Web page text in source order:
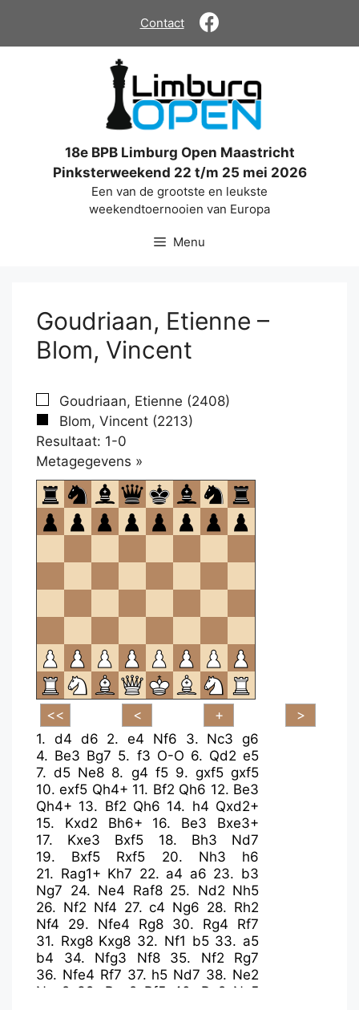
de
Contact
18e BPB Limburg Open Maastricht
Pinksterweekend 22 t/m 25 mei 2026
Een van de grootste en leukste
weekendtoernooien van Europa
Menu
Goudriaan, Etienne –
Blom, Vincent
Goudriaan, Etienne (2408)
Blom, Vincent (2213)
Resultaat: 1-0
Metagegevens »
om
te
openen.
1. d4 d6 2. e4 Nf6 3. Nc3 g6
4. Be3 Bg7 5. f3 O-O 6. Qd2 e5
7.d5 Ne8 8. g4 f5 9. gxf5 gxf5
10.exf5 Qh4+ 11. Bf2 Qh6 12. Be3
Qh4+ 13. Bf2 Qh6 14. h4 Qxd2+
15. Kxd2 Bh6+ 16. Be3
Bxe3+
17. Kxe3 Bxf5 18. Bh3
Nd7
19. Bxf5 Rxf5 20. Nh3
h6
21. Rag1+ Kh7 22. a4 a6 23. b3
Ng7 24. Ne4 Raf8 25. Nd2 Nh5
26. Nf2 Nf4 27.c4 Ng6 28. Rh2
Nf4
29. Nfe4 Rg8 30. Rg4
Rf7
31. Rxg8 Kxg8 32. Nf1 b5 33. a5
b4
34. Nfg3 Nf8 35. Nf2
Rg7
36. Nfe4 Rf7 37. h5 Nd7 38. Ne2
Nxe2
39. Rxe2 Rf5 40. Ra2 Nc5